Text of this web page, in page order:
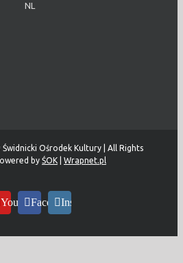
NL
Ośrodek Kultury | All Rights
by ŚOK Wrapnet.pl
YouTubeFacebookInstagram